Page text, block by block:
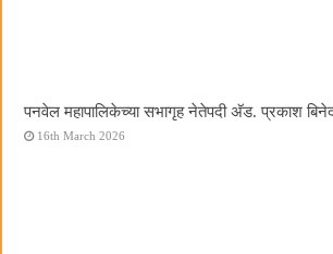
पनवेल महापालिकेच्या सभागृह नेतेपदी अ‍ॅड. प्रकाश
16th March 2026